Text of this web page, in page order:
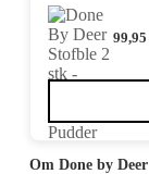
99,95
Om Done by Deer